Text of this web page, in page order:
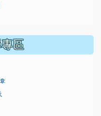
presentation/d/
區